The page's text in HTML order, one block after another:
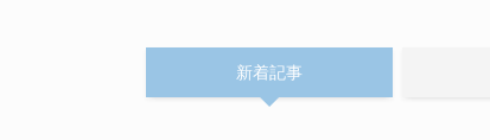
新着記事